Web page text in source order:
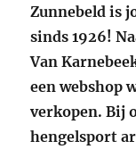
Zunnebeld is
sinds 1926!
Van
een webshop
verkopen. Bij
hengelsport